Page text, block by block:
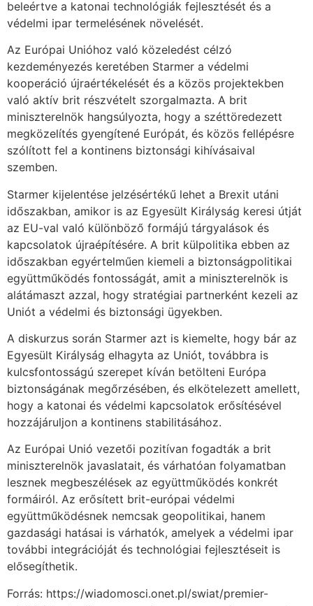
beleértve a katonai technológiák fejlesztését és a
védelmi ipar termelésének növelését.
Az Európai Unióhoz való közeledést célzó
kezdeményezés keretében Starmer a védelmi
kooperáció újraértékelését és a közös projektekben
való aktív brit részvételt szorgalmazta. A brit
miniszterelnök hangsúlyozta, hogy a széttöredezett
megközelítés gyengítené Európát, és közös fellépésre
szólított fel a kontinens biztonsági kihívásaival
szemben.
Starmer kijelentése jelzésértékű lehet a Brexit utáni
időszakban, amikor is az Egyesült Királyság keresi útját
az EU-val való különböző formájú tárgyalások és
kapcsolatok újraépítésére. A brit külpolitika ebben az
időszakban egyértelműen kiemeli a biztonságpolitikai
együttműködés fontosságát, amit a miniszterelnök is
alátámaszt azzal, hogy stratégiai partnerként kezeli az
Uniót a védelmi és biztonsági ügyekben.
A diskurzus során Starmer azt is kiemelte, hogy bár az
Egyesült Királyság elhagyta az Uniót, továbbra is
kulcsfontosságú szerepet kíván betölteni Európa
biztonságának megőrzésében, és elkötelezett amellett,
hogy a katonai és védelmi kapcsolatok erősítésével
hozzájáruljon a kontinens stabilitásához.
Az Európai Unió vezetői pozitívan fogadták a brit
miniszterelnök javaslatait, és várhatóan folyamatban
lesznek megbeszélések az együttműködés konkrét
formáiról. Az erősített brit-európai védelmi
együttműködésnek nemcsak geopolitikai, hanem
gazdasági hatásai is várhatók, amelyek a védelmi ipar
további integrációját és technológiai fejlesztéseit is
elősegíthetik.
Forrás: https://wiadomosci.onet.pl/swiat/premier-